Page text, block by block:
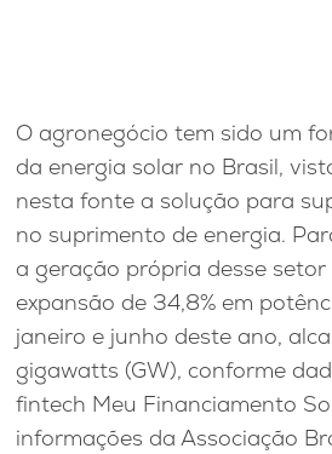
O agronegócio tem sido um
da energia solar no Brasil,
nesta fonte a solução para
no suprimento de energia.
a geração própria desse
expansão de 34,8% em
janeiro e junho deste ano,
gigawatts (GW), conforme
fintech Meu Financiamento
informações da Associação